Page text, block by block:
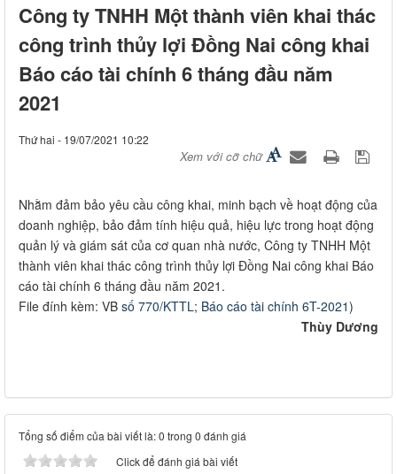
Công ty TNHH Một thành viên khai thác
công trình thủy lợi Đồng Nai công khai
Báo cáo tài chính 6 tháng đầu năm
2021
Thứ hai - 19/07/2021 10:22
Xem với cỡ chữ
​Nhằm đảm bảo yêu cầu công khai, minh bạch về hoạt động của
doanh nghiệp, bảo đảm tính hiệu quả, hiệu lực trong hoạt động
quản lý và giám sát của cơ quan nhà nước, Công ty TNHH Một
thành viên khai thác công trình thủy lợi Đồng Nai công khai Báo
cáo tài chính 6 tháng đầu năm 2021.
File đính kèm: VB số 770/KTTL; Báo cáo tài chính 6T-2021)
Thùy Dương
Tổng số điểm của bài viết là: 0 trong 0 đánh giá
Click để đánh giá bài viết